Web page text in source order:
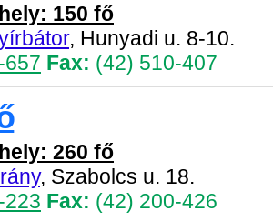
150 fő
, Hunyadi u. 8-10.
657 Fax: (42) 510-407
260 fő
, Szabolcs u. 18.
223 Fax: (42) 200-426